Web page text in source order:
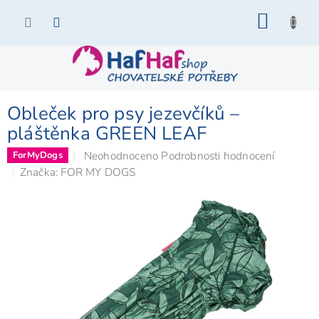
Obleček pro psy jezevčíků –
pláštěnka GREEN LEAF
ForMyDogs
Průměrné
hodnocení
Neohodnoceno Podrobnosti hodnocení
Značka: FOR MY DOGS